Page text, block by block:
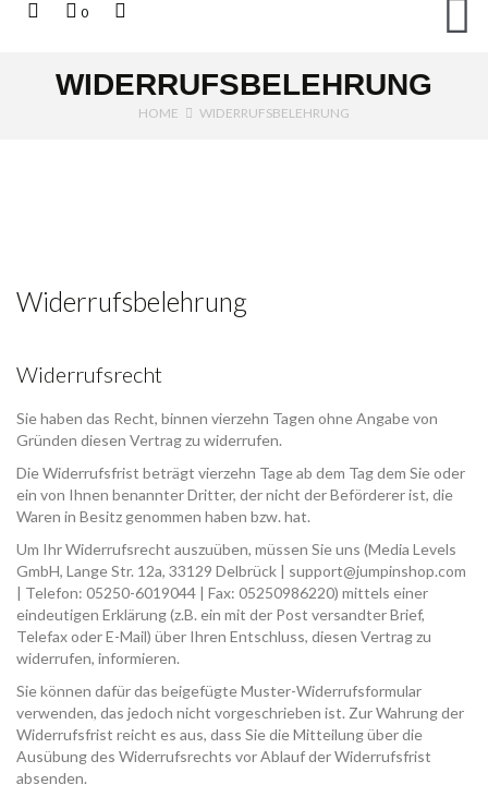
Mein
0
WIDERRUFSBELEHRUNG
HOME WIDERRUFSBELEHRUNG
Widerrufsbelehrung
Widerrufsrecht
Sie haben das Recht, binnen vierzehn Tagen ohne Angabe von
Gründen diesen Vertrag zu widerrufen.
Die Widerrufsfrist beträgt vierzehn Tage ab dem Tag dem Sie oder
ein von Ihnen benannter Dritter, der nicht der Beförderer ist, die
Waren in Besitz genommen haben bzw. hat.
Um Ihr Widerrufsrecht auszuüben, müssen Sie uns (Media Levels
GmbH, Lange Str. 12a, 33129 Delbrück | support@jumpinshop.com
| Telefon: 05250-6019044 | Fax: 05250986220) mittels einer
eindeutigen Erklärung (z.B. ein mit der Post versandter Brief,
Telefax oder E-Mail) über Ihren Entschluss, diesen Vertrag zu
widerrufen, informieren.
Sie können dafür das beigefügte Muster-Widerrufsformular
verwenden, das jedoch nicht vorgeschrieben ist. Zur Wahrung der
Widerrufsfrist reicht es aus, dass Sie die Mitteilung über die
Ausübung des Widerrufsrechts vor Ablauf der Widerrufsfrist
absenden.